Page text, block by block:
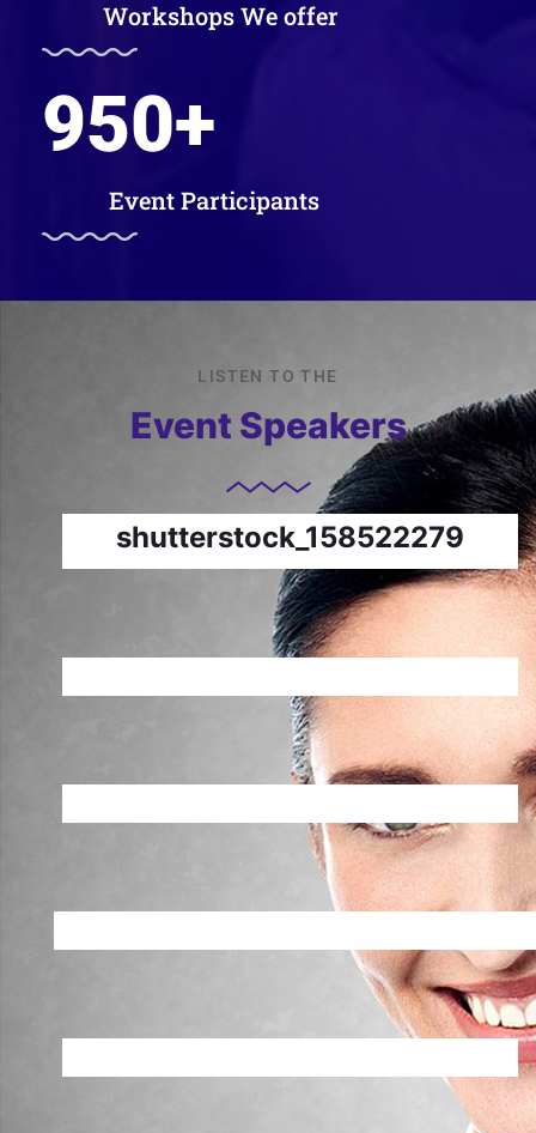
Workshops We offer
Event Participants
950+
LISTEN TO THE
Event Speakers
shutterstock_158522279